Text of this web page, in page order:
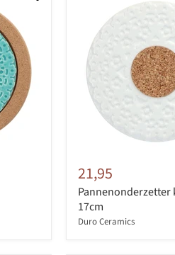
21,95
17cm
Duro Ceramics